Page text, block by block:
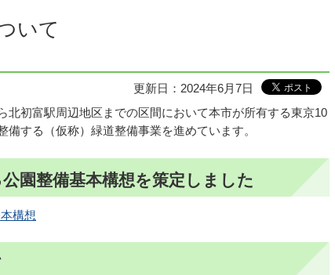
いて
更新日：2024年6月7日
北初富駅周辺地区までの区間において本市が所有する東京10
する（仮称）緑道整備事業を進めています。
園整備基本構想を策定しました
構想